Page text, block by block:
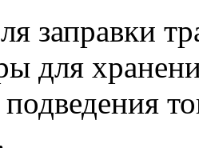
заправки
для